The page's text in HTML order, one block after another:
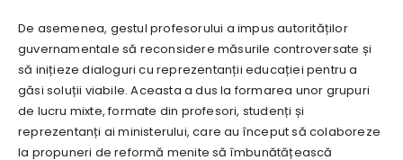
De asemenea, gestul profesorului a impus autorităților
guvernamentale să reconsidere măsurile controversate și
să inițieze dialoguri cu reprezentanții educației pentru a
găsi soluții viabile. Aceasta a dus la formarea unor grupuri
de lucru mixte, formate din profesori, studenți și
reprezentanți ai ministerului, care au început să colaboreze
la propuneri de reformă menite să îmbunătățească